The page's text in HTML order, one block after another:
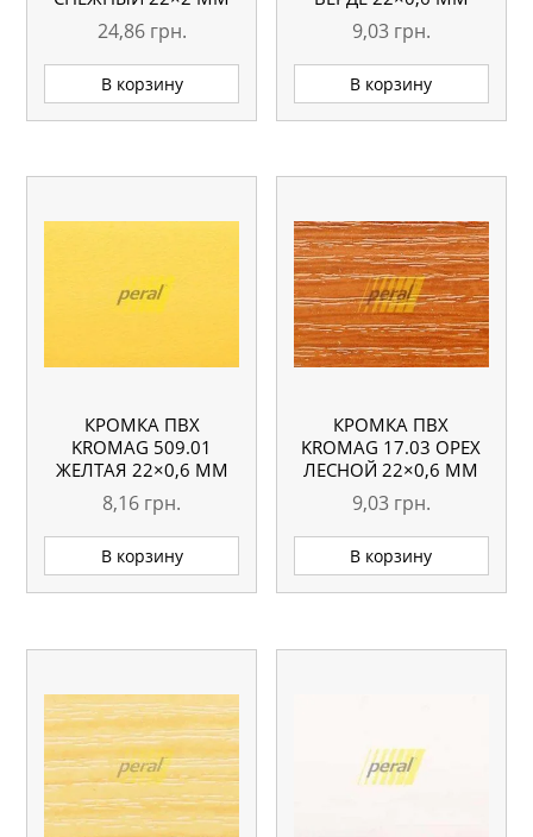
24,86 грн.
В корзину
9,03 грн.
В корзину
КРОМКА ПВХ
KROMAG 509.01
ЖЕЛТАЯ 22×0,6 ММ
8,16 грн.
В корзину
КРОМКА ПВХ
KROMAG 17.03 ОРЕХ
ЛЕСНОЙ 22×0,6 ММ
9,03 грн.
В корзину